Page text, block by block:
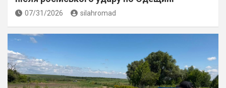
07/31/2026 silahromad